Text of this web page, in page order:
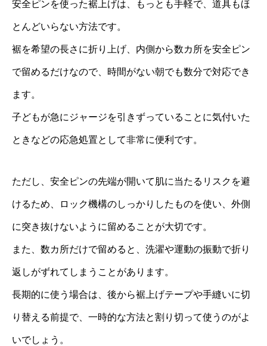
安全ピンを使った裾上げは、もっとも手軽で、道具もほ
とんどいらない方法です。
裾を希望の長さに折り上げ、内側から数カ所を安全ピン
で留めるだけなので、時間がない朝でも数分で対応でき
ます。
子どもが急にジャージを引きずっていることに気付いた
ときなどの応急処置として非常に便利です。
ただし、安全ピンの先端が開いて肌に当たるリスクを避
けるため、ロック機構のしっかりしたものを使い、外側
に突き抜けないように留めることが大切です。
また、数カ所だけで留めると、洗濯や運動の振動で折り
返しがずれてしまうことがあります。
長期的に使う場合は、後から裾上げテープや手縫いに切
り替える前提で、一時的な方法と割り切って使うのがよ
いでしょう。